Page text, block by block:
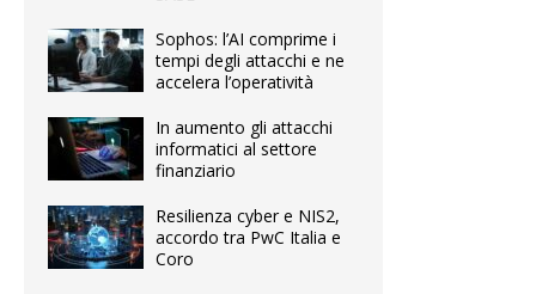
Sophos: l’AI comprime i
tempi degli attacchi e ne
accelera l’operatività
In aumento gli attacchi
informatici al settore
finanziario
Resilienza cyber e NIS2,
accordo tra PwC Italia e
Coro